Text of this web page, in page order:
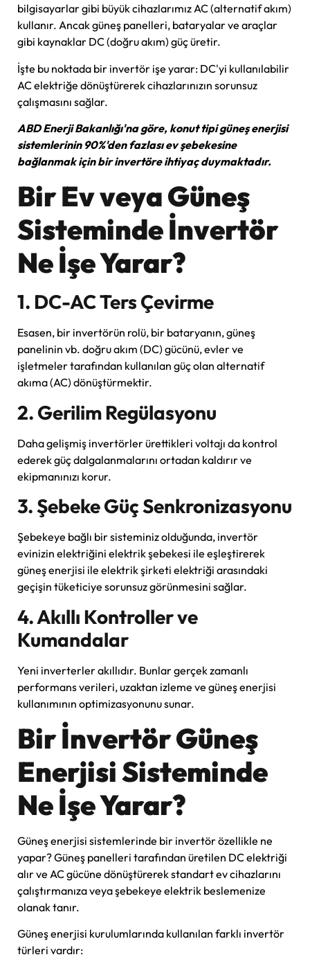
bilgisayarlar gibi büyük cihazlarımız AC (alternatif akım)
kullanır. Ancak güneş panelleri, bataryalar ve araçlar
gibi kaynaklar DC (doğru akım) güç üretir.
İşte bu noktada bir invertör işe yarar: DC'yi kullanılabilir
AC elektriğe dönüştürerek cihazlarınızın sorunsuz
çalışmasını sağlar.
ABD Enerji Bakanlığı'na göre, konut tipi güneş enerjisi
sistemlerinin 90%'den fazlası ev şebekesine
bağlanmak için bir invertöre ihtiyaç duymaktadır.
Bir Ev veya Güneş
Sisteminde İnvertör
Ne İşe Yarar?
1. DC-AC Ters Çevirme
Esasen, bir invertörün rolü, bir bataryanın, güneş
panelinin vb. doğru akım (DC) gücünü, evler ve
işletmeler tarafından kullanılan güç olan alternatif
akıma (AC) dönüştürmektir.
2. Gerilim Regülasyonu
Daha gelişmiş invertörler ürettikleri voltajı da kontrol
ederek güç dalgalanmalarını ortadan kaldırır ve
ekipmanınızı korur.
3. Şebeke Güç Senkronizasyonu
Şebekeye bağlı bir sisteminiz olduğunda, invertör
evinizin elektriğini elektrik şebekesi ile eşleştirerek
güneş enerjisi ile elektrik şirketi elektriği arasındaki
geçişin tüketiciye sorunsuz görünmesini sağlar.
4. Akıllı Kontroller ve
Kumandalar
Yeni inverterler akıllıdır. Bunlar gerçek zamanlı
performans verileri, uzaktan izleme ve güneş enerjisi
kullanımının optimizasyonunu sunar.
Bir İnvertör Güneş
Enerjisi Sisteminde
Ne İşe Yarar?
Güneş enerjisi sistemlerinde bir invertör özellikle ne
yapar? Güneş panelleri tarafından üretilen DC elektriği
alır ve AC gücüne dönüştürerek standart ev cihazlarını
çalıştırmanıza veya şebekeye elektrik beslemenize
olanak tanır.
Güneş enerjisi kurulumlarında kullanılan farklı invertör
türleri vardır: